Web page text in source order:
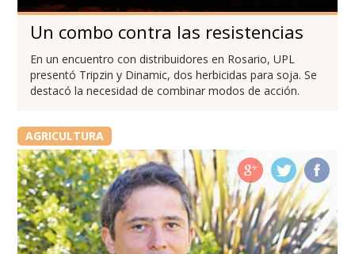
Un combo contra las resistencias
En un encuentro con distribuidores en Rosario, UPL
presentó Tripzin y Dinamic, dos herbicidas para soja. Se
destacó la necesidad de combinar modos de acción.
AGRICULTURA